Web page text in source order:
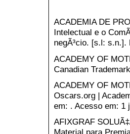
ACADEMIA DE
Intelectual e o
negÃ³cio. [s.l:
ACADEMY OF
Canadian
ACADEMY OF
Oscars.org |
em: . Acesso em: 1
AFIXGRAF
Material para